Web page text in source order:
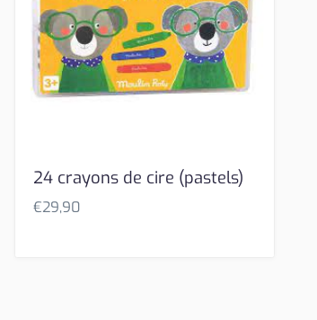
24 crayons de cire (pastels)
€29,90